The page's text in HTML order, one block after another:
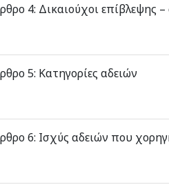
4: Δικαιούχοι επίβλεψης
5: Κατηγορίες αδειών
6: Ισχύς αδειών που